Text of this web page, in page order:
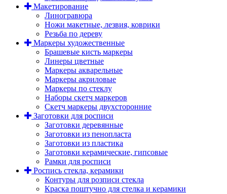
Макетирование
Линогравюра
Ножи макетные, лезвия, коврики
Резьба по дереву
Маркеры художественные
Брашевые кисть маркеры
Линеры цветные
Маркеры акварельные
Маркеры акриловые
Маркеры по стеклу
Наборы скетч маркеров
Скетч маркеры двухсторонние
Заготовки для росписи
Заготовки деревянные
Заготовки из пенопласта
Заготовки из пластика
Заготовки керамические, гипсовые
Рамки для росписи
Роспись стекла, керамики
Контуры для розписи стекла
Краска поштучно для стелка и керамики